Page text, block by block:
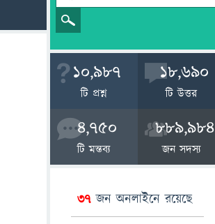
10,987
টি প্রশ্ন
18,690
টি উত্তর
4,750
টি মন্তব্য
889,984
জন সদস্য
37জন অনলাইনে রয়েছে